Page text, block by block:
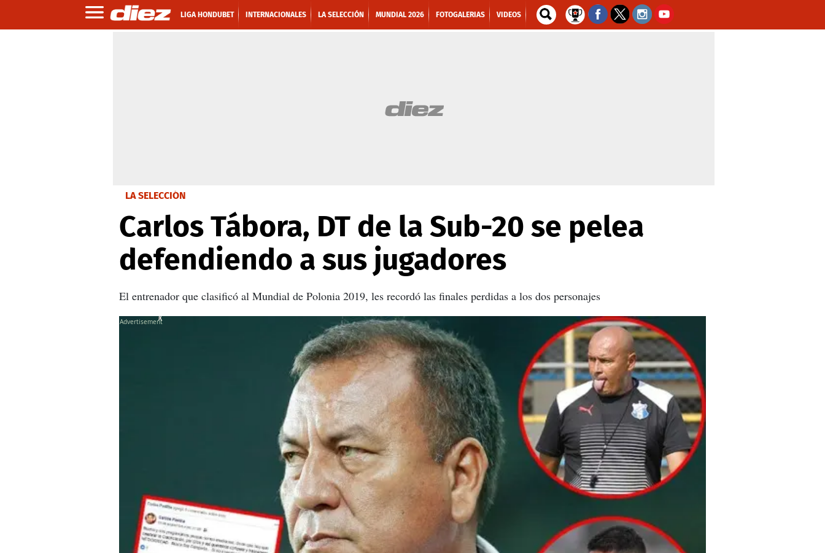
LIGA HONDUBET INTERNACIONALES LA SELECCIÓN MUNDIAL 2026 FOTOGALERIAS VIDEOS
LA SELECCIÓN
Carlos Tábora, DT de la Sub-20 se pelea
defendiendo a sus jugadores
El entrenador que clasificó al Mundial de Polonia 2019, les recordó las finales perdidas a los dos personajes
X
X